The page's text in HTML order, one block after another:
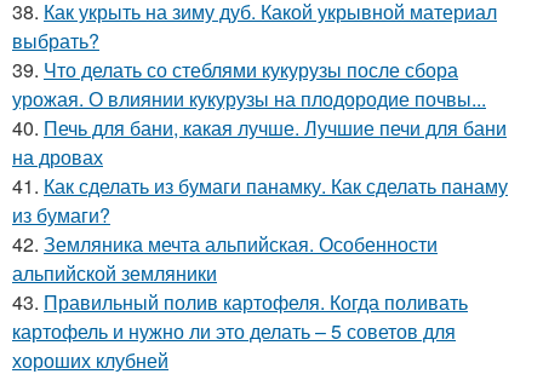
38. Как укрыть на зиму дуб. Какой укрывной материал
выбрать?
39. Что делать со стеблями кукурузы после сбора
урожая. О влиянии кукурузы на плодородие почвы...
40. Печь для бани, какая лучше. Лучшие печи для бани
на дровах
41. Как сделать из бумаги панамку. Как сделать панаму
из бумаги?
42. Земляника мечта альпийская. Особенности
альпийской земляники
43. Правильный полив картофеля. Когда поливать
картофель и нужно ли это делать – 5 советов для
хороших клубней